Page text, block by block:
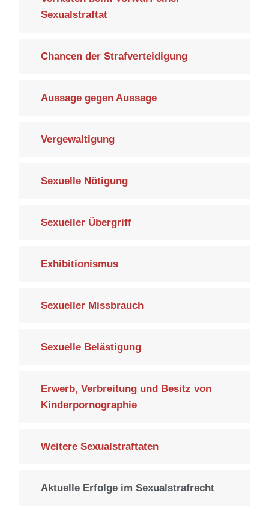
Sexualstraftat
Chancen der Strafverteidigung
Aussage gegen Aussage
Vergewaltigung
Sexuelle Nötigung
Sexueller Übergriff
Exhibitionismus
Sexueller Missbrauch
Sexuelle Belästigung
Erwerb, Verbreitung und Besitz von
Kinderpornographie
Weitere Sexualstraftaten
Aktuelle Erfolge im Sexualstrafrecht